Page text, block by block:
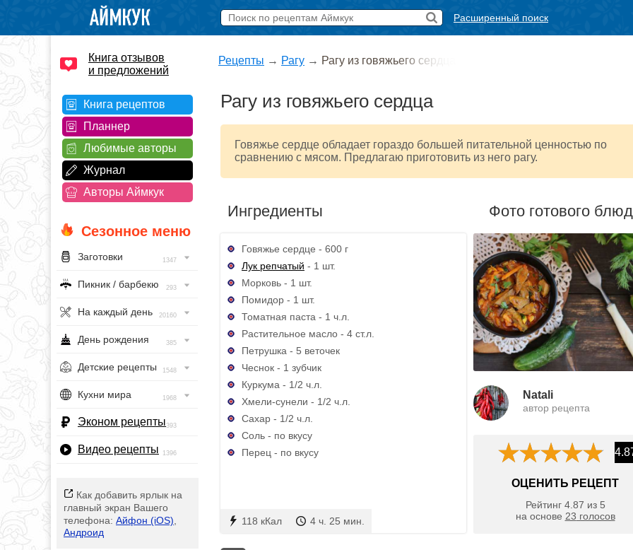
Расширенный поиск
Книга отзывов
и предложений
Книга рецептов
Планнер
Любимые авторы
Журнал
Авторы Аймкук
Сезонное меню
Заготовки 1347
Пикник / барбекю 293
На каждый день 20160
День рождения 385
Детские рецепты 1548
Кухни мира 1968
Эконом рецепты393
Видео рецепты 1396
Как добавить ярлык на
главный экран Вашего
телефона: Айфон (iOS)
Андроид
Рецепты → Рагу → Рагу из говяжьего сердца
Рагу из говяжьего сердца
Говяжье сердце обладает гораздо большей питательной ценностью по
сравнению с мясом. Предлагаю приготовить из него рагу.
Ингредиенты
Говяжье сердце - 600 г
Лук репчатый - 1 шт.
Морковь - 1 шт.
Помидор - 1 шт.
Томатная паста - 1 ч.л.
Растительное масло - 4 ст.л.
Петрушка - 5 веточек
Чеснок - 1 зубчик
Куркума - 1/2 ч.л.
Хмели-сунели - 1/2 ч.л.
Сахар - 1/2 ч.л.
Соль - по вкусу
Перец - по вкусу
118 кКал 4 ч. 25 мин.
Фото готового
Natali
автор рецепта
ОЦЕНИТЬ РЕЦЕПТ
Рейтинг 4.87 из 5
на основе 23 голосов